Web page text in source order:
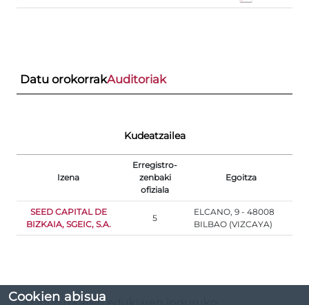
Cookien abisua
Datu orokorrakAuditoriak
Kudeatzailea
Izena
Erregistro-
zenbaki
ofiziala
Egoitza
SEED CAPITAL DE
BIZKAIA, SGEIC, S.A.
5
ELCANO, 9 - 48008
BILBAO (VIZCAYA)
(*) Liburuxkaren edukiaren inguruko